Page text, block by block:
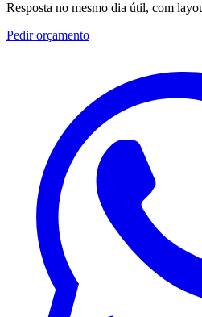
Resposta no mesmo dia útil, com
Pedir orçamento